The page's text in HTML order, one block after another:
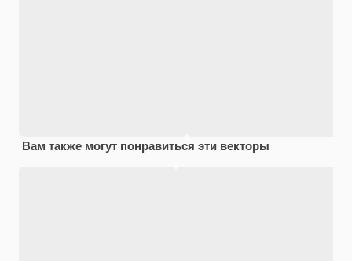
Вам также могут понравиться эти векторы